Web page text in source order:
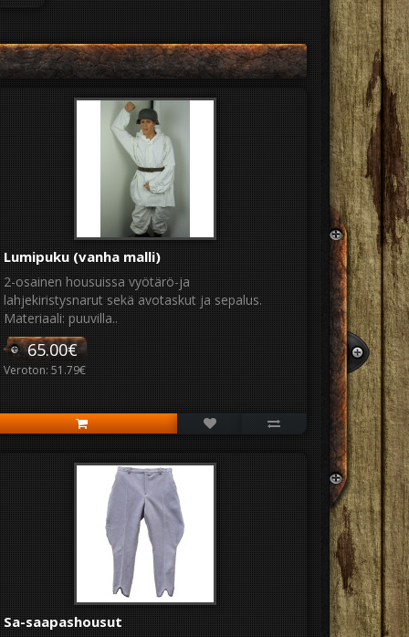
Lumipuku (vanha malli)
2-osainen housuissa vyötärö-ja
lahjekiristysnarut sekä avotaskut ja sepalus.
Materiaali: puuvilla..
65.00€
Veroton: 51.79€
Sa-saapashousut